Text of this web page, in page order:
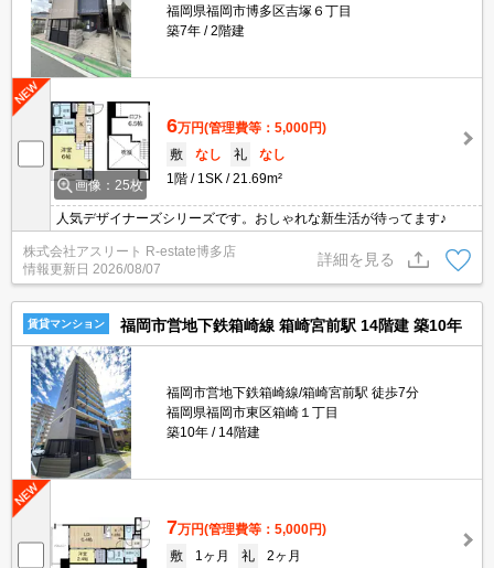
福岡県福岡市博多区吉塚６丁目
築7年
2階建
画像：25枚
6万円(管理費等：5,000円)
敷
なし 礼
なし
1階
1SK 21.69m²
人気デザイナーズシリーズです。おしゃれな新生活が待ってます♪
株式会社アスリート R-estate博多店
情報更新日 2026/08/07
詳細を見る
賃貸マンション 福岡市営地下鉄箱崎線 箱崎宮前駅 14階建 築10年
福岡市営地下鉄箱崎線/箱崎宮前駅 徒歩7分
福岡県福岡市東区箱崎１丁目
築10年
14階建
7万円(管理費等：5,000円)
敷
1ヶ月 礼 2ヶ月